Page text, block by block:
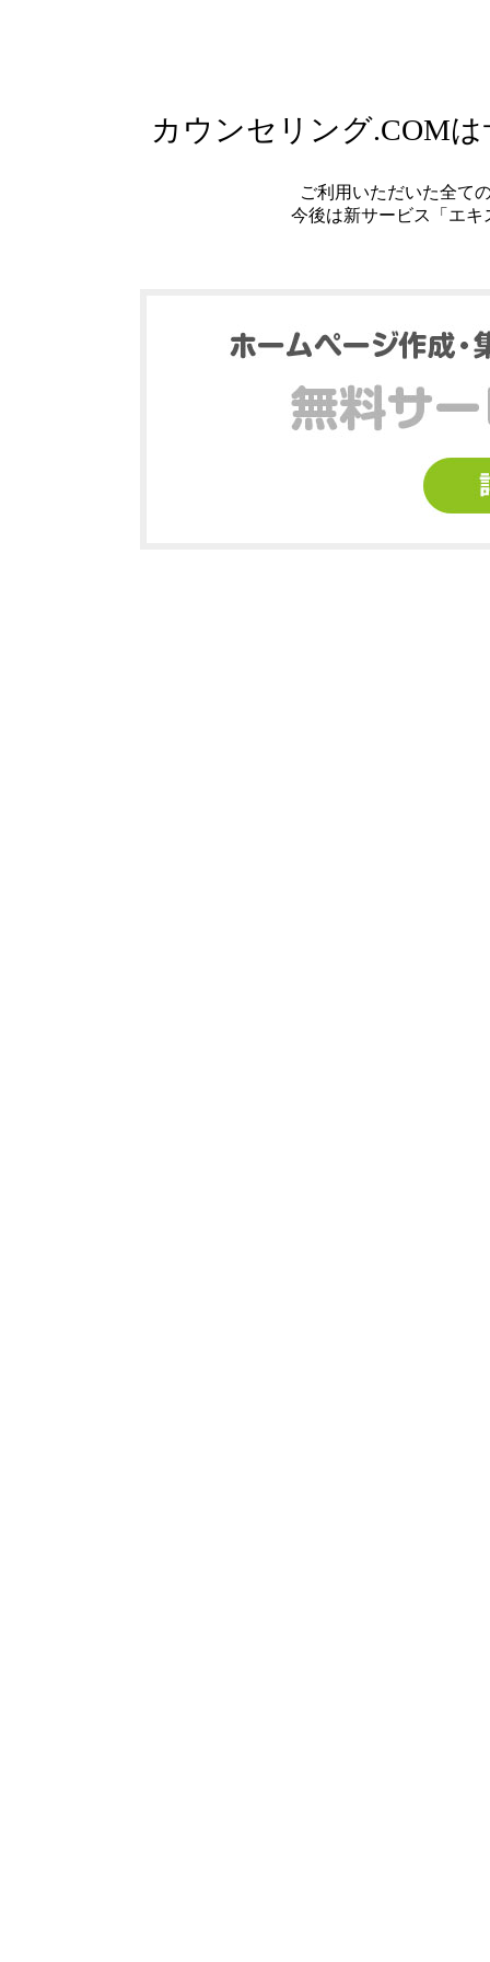
カウンセリング.COM
ご利用いただいた全て
今後は新サービス「エ